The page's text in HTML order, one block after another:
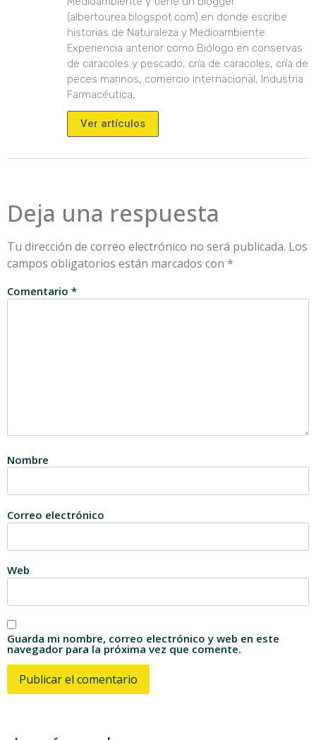
(albertourea.blogspot.com) en donde escribe
historias de Naturaleza y Medioambiente.
Experiencia anterior como Biólogo en conservas
de caracoles y pescado, cría de caracoles, cría de
peces marinos, comercio internacional, Industria
Farmacéutica,
Ver artículos
Deja una respuesta
Tu dirección de correo electrónico no será publicada. Los
campos obligatorios están marcados con *
Comentario *
Nombre
Correo electrónico
Web
Guarda mi nombre, correo electrónico y web en este
navegador para la próxima vez que comente.